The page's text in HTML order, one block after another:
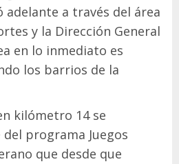
adelante a través del área
y la Dirección General
en lo inmediato es
los barrios de la
kilómetro 14 se
programa Juegos
que desde que